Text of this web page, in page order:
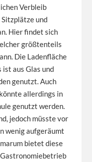
Verbleib
und
Hier findet sich
größtenteils
Die Ladenfläche
ist aus Glas und
genutzt. Auch
allerdings in
genutzt werden.
jedoch müsste vor
wenig aufgeräumt
bietet diese